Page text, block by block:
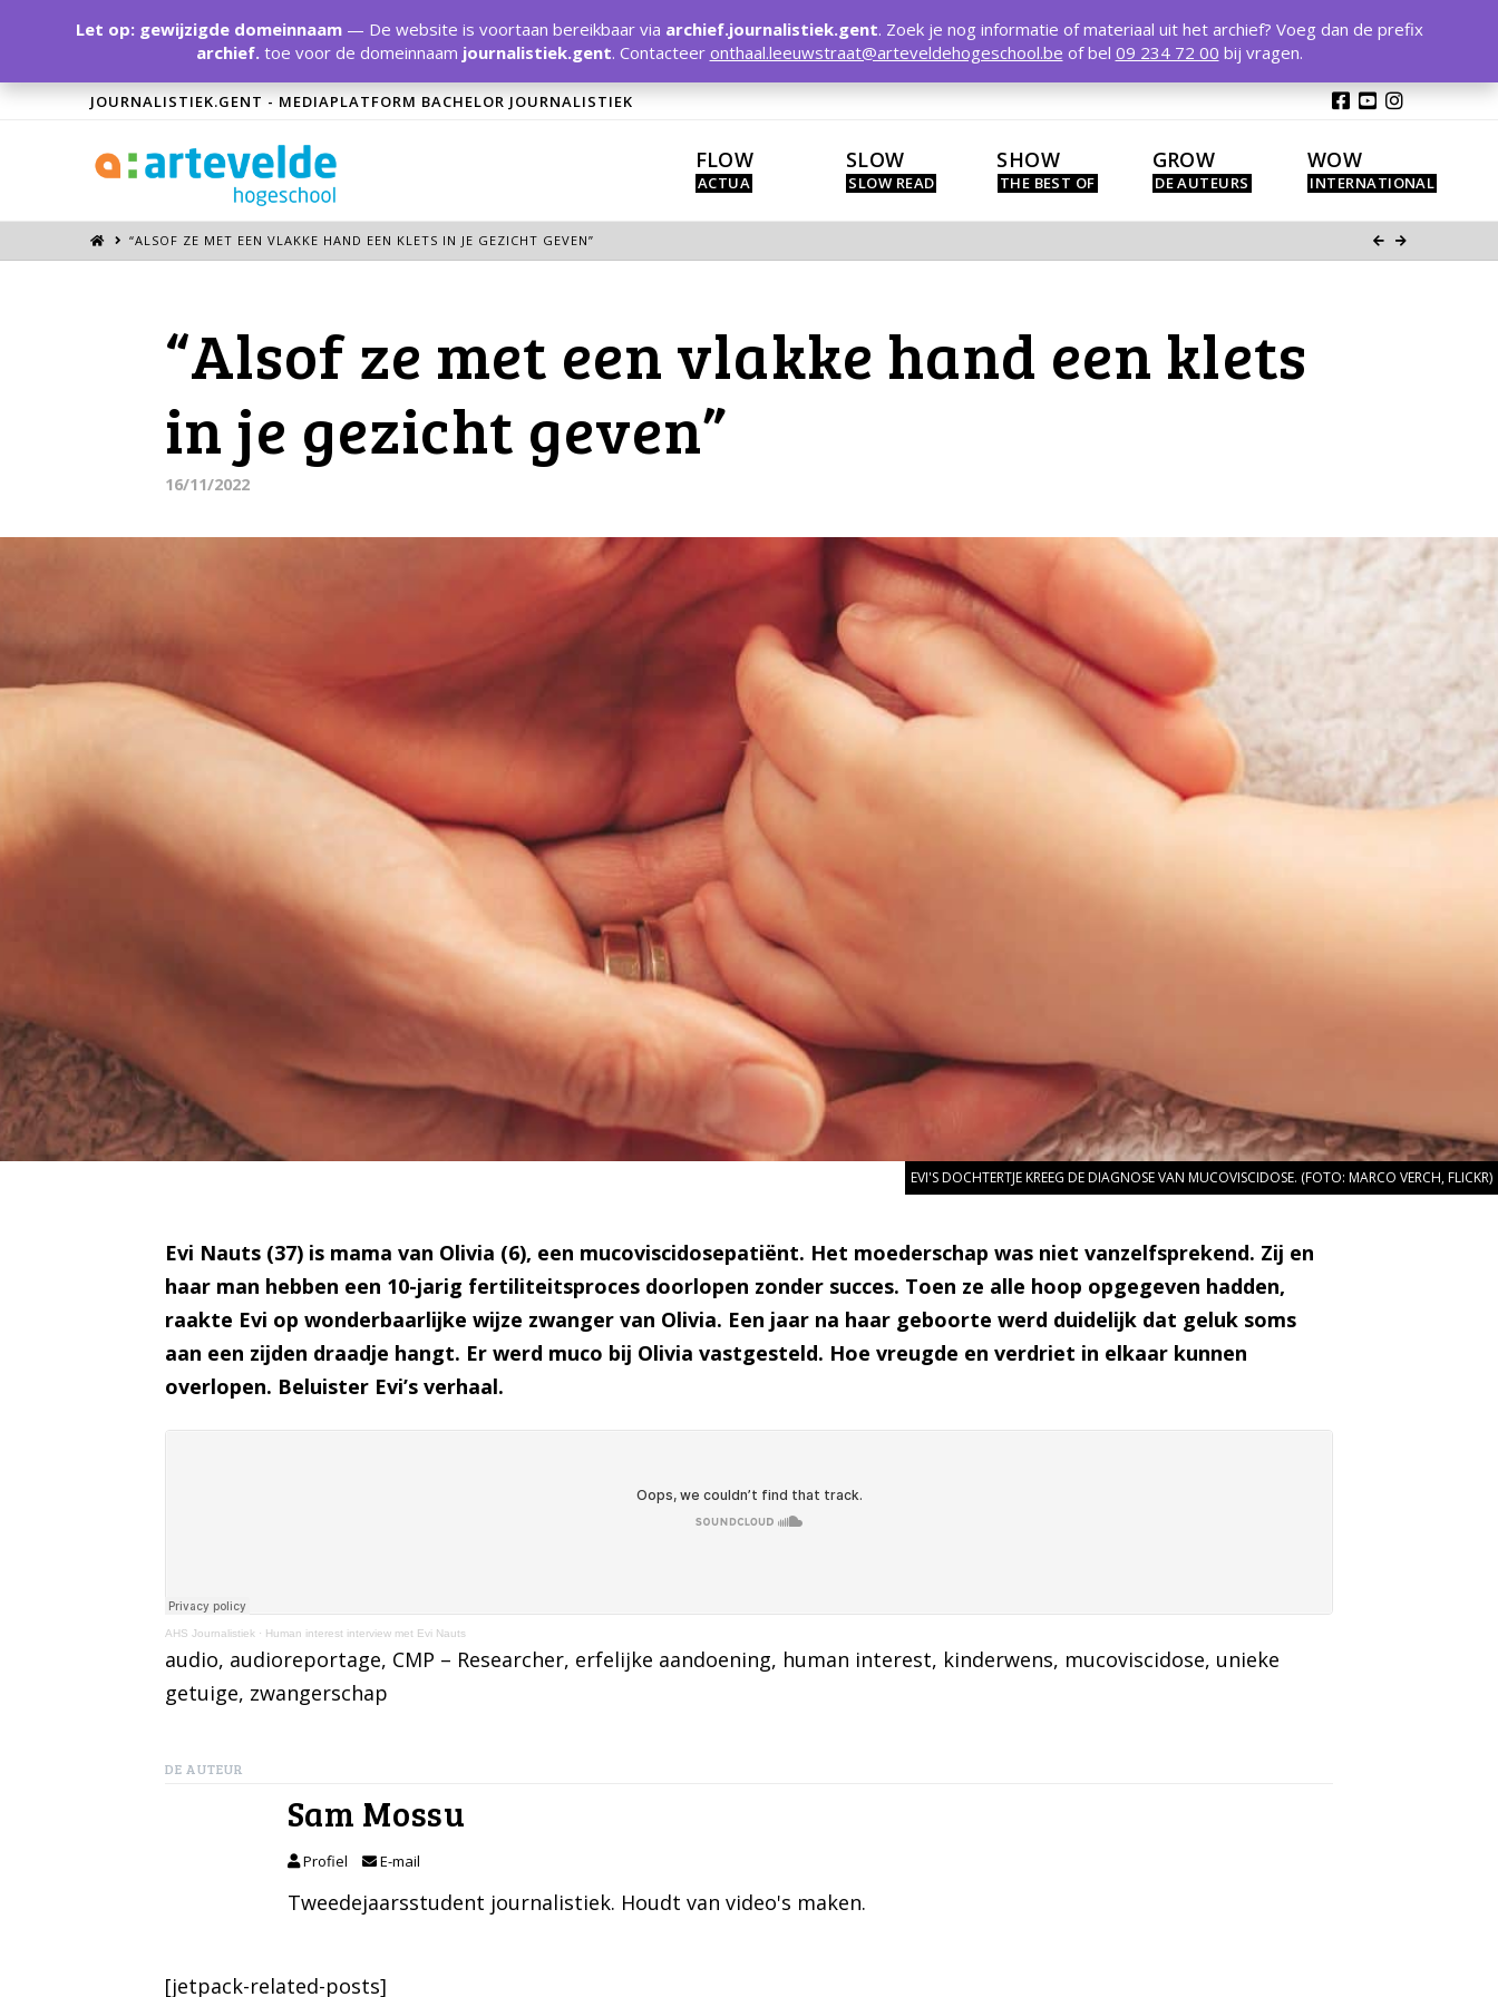
JOURNALISTIEK.GENT - MEDIAPLATFORM BACHELOR JOURNALISTIEK
FLOW SLOW SHOW GROW WOW
“ALSOF ZE MET EEN VLAKKE HAND EEN KLETS IN JE GEZICHT GEVEN”
“Alsof ze met een vlakke hand een klets
in je gezicht geven”
16/11/2022
EVI'S DOCHTERTJE KREEG DE DIAGNOSE VAN MUCOVISCIDOSE. (FOTO: MARCO VERCH, FLICKR)
Evi Nauts (37) is mama van Olivia (6), een mucoviscidosepatiënt. Het moederschap was niet vanzelfsprekend. Zij en
haar man hebben een 10-jarig fertiliteitsproces doorlopen zonder succes. Toen ze alle hoop opgegeven hadden,
raakte Evi op wonderbaarlijke wijze zwanger van Olivia. Een jaar na haar geboorte werd duidelijk dat geluk soms
aan een zijden draadje hangt. Er werd muco bij Olivia vastgesteld. Hoe vreugde en verdriet in elkaar kunnen
overlopen. Beluister Evi’s verhaal.
AHS Journalistiek · Human interest interview met Evi Nauts
audio, audioreportage, CMP – Researcher, erfelijke aandoening, human interest, kinderwens, mucoviscidose, unieke
getuige, zwangerschap
DE AUTEUR
Sam Mossu
Profiel E-mail
Tweedejaarsstudent journalistiek. Houdt van video's maken.
[jetpack-related-posts]
Let op: gewijzigde domeinnaam— De website is voortaan bereikbaar via archief.journalistiek.gent. Zoek je nog informatie of materiaal uit het archief? Voeg dan de prefix
archief.toe voor de domeinnaam journalistiek.gent. Contacteer onthaal.leeuwstraat@arteveldehogeschool.be of bel 09 234 72 00 bij vragen.